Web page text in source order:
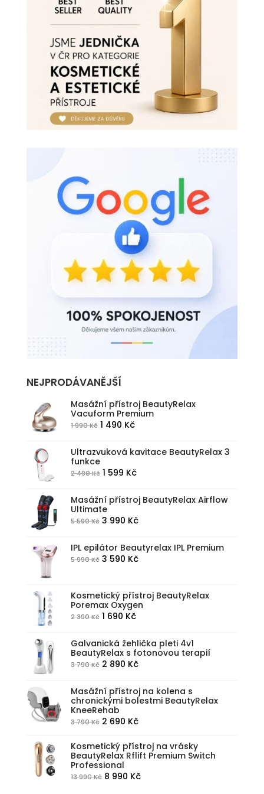
NEJPRODÁVANĚJŠÍ
Masážní přístroj BeautyRelax
Vacuform Premium
1 990Kč Původní
byla:
1
990 Kč.
1 490 KčAktuální
je:
490 Kč.
Ultrazvuková kavitace BeautyRelax 3
funkce
2 490Kč Původní
byla:
2
490 Kč.
1 599 KčAktuální
je:
599 Kč.
Masážní přístroj BeautyRelax Airflow
Ultimate
5 590Kč Původní
byla:
5
3 990 KčAktuální
je:
3
IPL epilátor Beautyrelax IPL Premium
5 990Kč Původní
5
990 Kč.
3 590 KčAktuální
3
Kosmetický přístroj BeautyRelax
Poremax Oxygen
2 390Kč Původní
byla:
2
390 Kč.
1 690 KčAktuální
je:
1
690 Kč.
Galvanická žehlička pleti 4v1
BeautyRelax s fotonovou terapií
3 790Kč Původní
byla:
3
790 Kč.
2 890 KčAktuální
je:
2
890 Kč.
Masážní přístroj na kolena s
chronickými bolestmi BeautyRelax
KneeRehab
3 790Kč Původní
byla:
3
790 Kč.
2 690 KčAktuální
je:
2
690 Kč.
Kosmetický přístroj na vrásky
BeautyRelax Rflift Premium Switch
Professional
13 990Kč Původní
8 990 KčAktuální